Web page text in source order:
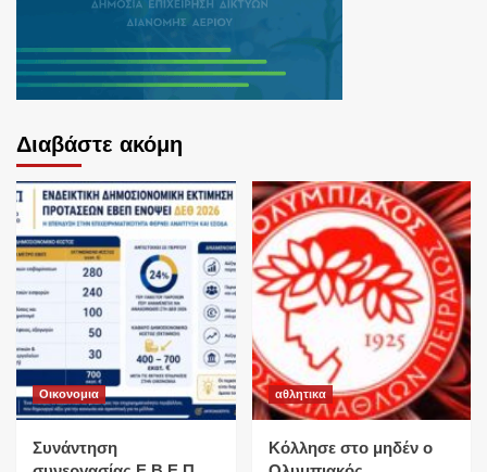
Διαβάστε ακόμη
Οικονομια
Συνάντηση
αθλητικα
Κόλλησε στο μηδέν ο